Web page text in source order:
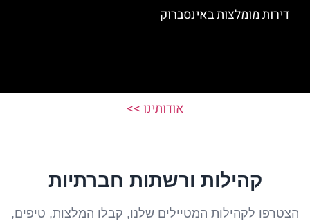
דירות מומלצות באינסברוק
אודותינו >>
קהילות ורשתות חברתיות
הצטרפו לקהילות המטיילים שלנו, קבלו המלצות, טיפים,